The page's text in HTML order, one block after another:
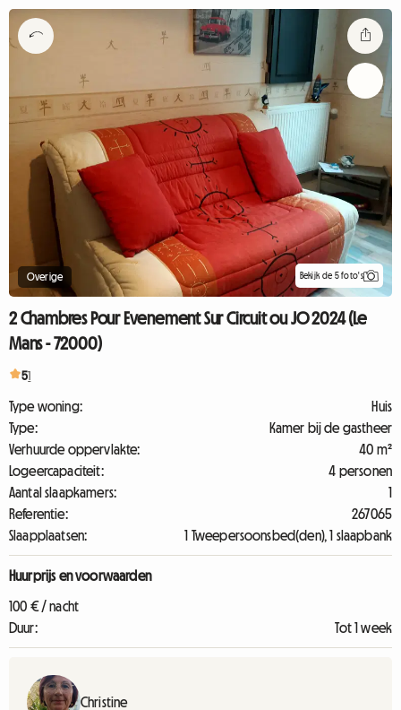
Overige Bekijk de 5 foto's
2 Chambres Pour Evenement Sur Circuit ou JO 2024 (Le
Mans - 72000)
51
Type woning:
Huis
Type:
Kamer bij de gastheer
Verhuurde oppervlakte:
40 m²
Logeercapaciteit:
4 personen
Aantal slaapkamers:
1
Referentie:
267065
Slaapplaatsen:
1 Tweepersoonsbed(den), 1 slaapbank
Huurprijs en voorwaarden
100 € / nacht
Duur:
Tot 1 week
Christine